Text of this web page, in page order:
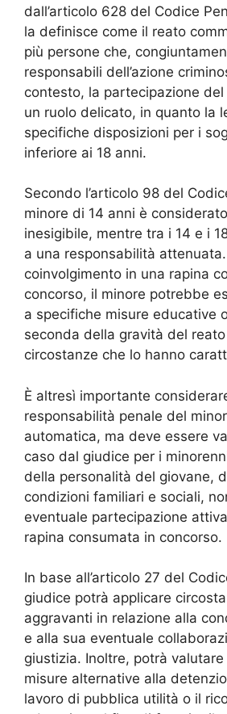
dall’articolo 628 del Codice
la definisce come il reato
più persone che,
responsabili dell’azione
contesto, la partecipazione
un ruolo delicato, in quanto la
specifiche disposizioni per i
inferiore ai 18 anni.
Secondo l’articolo 98 del
minore di 14 anni è
inesigibile, mentre tra i 14 e i
a una responsabilità
coinvolgimento in una rapina
concorso, il minore potrebbe
a specifiche misure educative
seconda della gravità del
circostanze che lo hanno
È altresì importante
responsabilità penale del
automatica, ma deve essere
caso dal giudice per i
della personalità del giovane,
condizioni familiari e sociali,
eventuale partecipazione
rapina consumata in concorso.
In base all’articolo 27 del
giudice potrà applicare
aggravanti in relazione alla
e alla sua eventuale
giustizia. Inoltre, potrà valutare
misure alternative alla
lavoro di pubblica utilità o il